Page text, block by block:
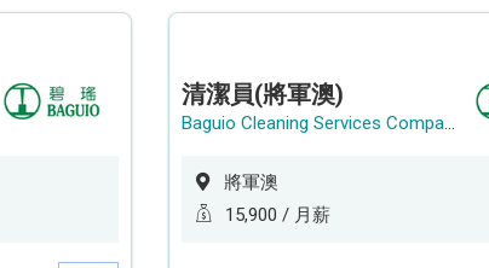
清潔員(將軍澳)
Baguio Cleaning Services Company Limited
將軍澳
15,900 / 月薪